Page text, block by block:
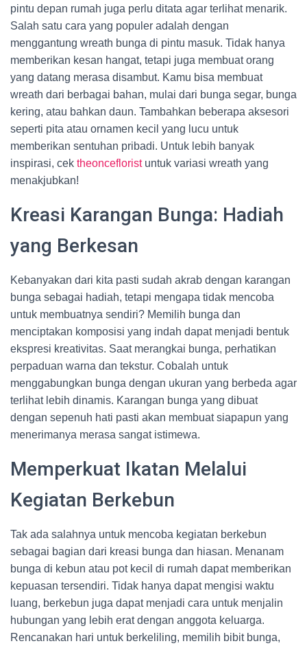
pintu depan rumah juga perlu ditata agar terlihat menarik.
Salah satu cara yang populer adalah dengan
menggantung wreath bunga di pintu masuk. Tidak hanya
memberikan kesan hangat, tetapi juga membuat orang
yang datang merasa disambut. Kamu bisa membuat
wreath dari berbagai bahan, mulai dari bunga segar, bunga
kering, atau bahkan daun. Tambahkan beberapa aksesori
seperti pita atau ornamen kecil yang lucu untuk
memberikan sentuhan pribadi. Untuk lebih banyak
inspirasi, cek theoncefloristuntuk variasi wreath yang
menakjubkan!
Kreasi Karangan Bunga: Hadiah
yang Berkesan
Kebanyakan dari kita pasti sudah akrab dengan karangan
bunga sebagai hadiah, tetapi mengapa tidak mencoba
untuk membuatnya sendiri? Memilih bunga dan
menciptakan komposisi yang indah dapat menjadi bentuk
ekspresi kreativitas. Saat merangkai bunga, perhatikan
perpaduan warna dan tekstur. Cobalah untuk
menggabungkan bunga dengan ukuran yang berbeda agar
terlihat lebih dinamis. Karangan bunga yang dibuat
dengan sepenuh hati pasti akan membuat siapapun yang
menerimanya merasa sangat istimewa.
Memperkuat Ikatan Melalui
Kegiatan Berkebun
Tak ada salahnya untuk mencoba kegiatan berkebun
sebagai bagian dari kreasi bunga dan hiasan. Menanam
bunga di kebun atau pot kecil di rumah dapat memberikan
kepuasan tersendiri. Tidak hanya dapat mengisi waktu
luang, berkebun juga dapat menjadi cara untuk menjalin
hubungan yang lebih erat dengan anggota keluarga.
Rencanakan hari untuk berkeliling, memilih bibit bunga,